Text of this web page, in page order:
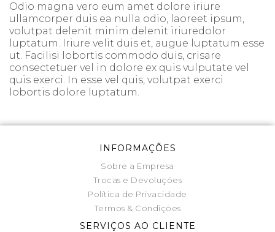
Odio magna vero eum amet dolore iriure
ullamcorper duis ea nulla odio, laoreet ipsum,
volutpat delenit minim delenit iriuredolor
luptatum. Iriure velit duis et, augue luptatum esse
ut. Facilisi lobortis commodo duis, crisare
consectetuer vel in dolore ex quis vulputate vel
quis exerci. In esse vel quis, volutpat exerci
lobortis dolore luptatum.
INFORMAÇÕES
Sobre a Empresa
Trocas e Devoluções
Política de Privacidade
Termos & Condições
SERVIÇOS AO CLIENTE